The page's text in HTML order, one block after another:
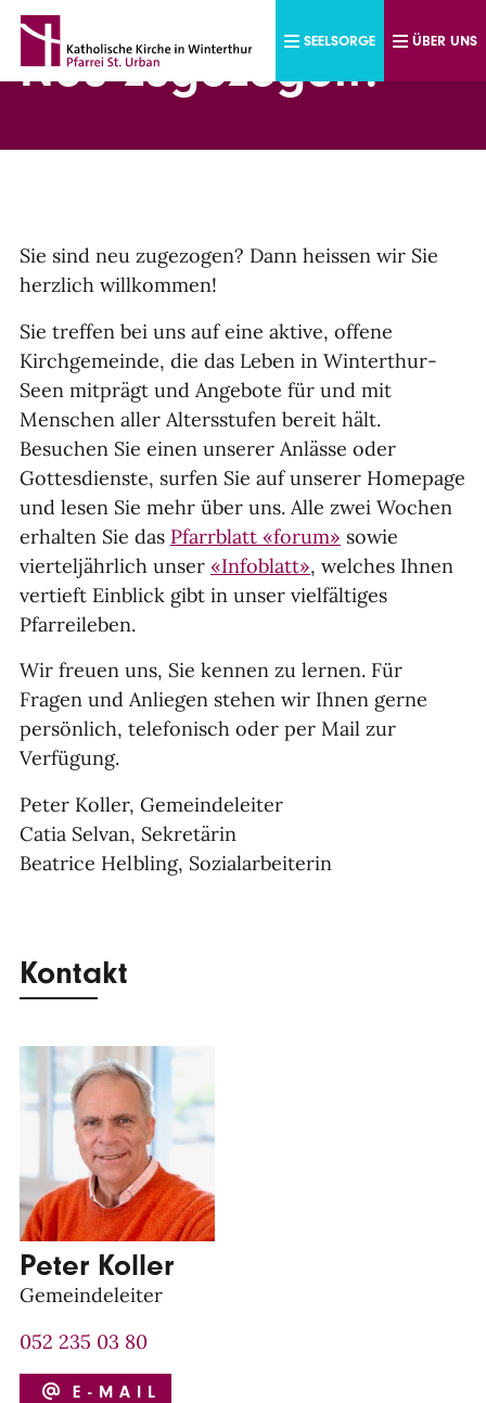
Direkt zum Inhalt
SEELSORGE ÜBER UNS
Neu zugezogen?
Sie sind neu zugezogen? Dann heissen wir Sie
herzlich willkommen!
Sie treffen bei uns auf eine aktive, offene
Kirchgemeinde, die das Leben in Winterthur-
Seen mitprägt und Angebote für und mit
Menschen aller Altersstufen bereit hält.
Besuchen Sie einen unserer Anlässe oder
Gottesdienste, surfen Sie auf unserer Homepage
und lesen Sie mehr über uns. Alle zwei Wochen
erhalten Sie das Pfarrblatt «forum» sowie
vierteljährlich unser «Infoblatt», welches Ihnen
vertieft Einblick gibt in unser vielfältiges
Pfarreileben.
Wir freuen uns, Sie kennen zu lernen. Für
Fragen und Anliegen stehen wir Ihnen gerne
persönlich, telefonisch oder per Mail zur
Verfügung.
Peter Koller, Gemeindeleiter
Catia Selvan, Sekretärin
Beatrice Helbling, Sozialarbeiterin
Kontakt
Peter Koller
Gemeindeleiter
052 235 03 80
E-MAIL